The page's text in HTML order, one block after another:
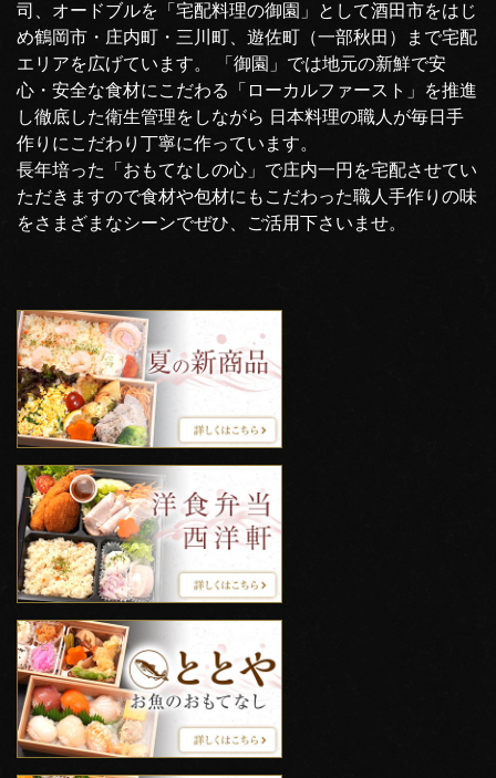
司、オードブルを「宅配料理の御園」として酒田市をはじ
め鶴岡市・庄内町・三川町、遊佐町（一部秋田）まで宅配
エリアを広げています。 「御園」では地元の新鮮で安
心・安全な食材にこだわる「ローカルファースト」を推進
し徹底した衛生管理をしながら 日本料理の職人が毎日手
作りにこだわり丁寧に作っています。
長年培った「おもてなしの心」で庄内一円を宅配させてい
ただきますので食材や包材にもこだわった職人手作りの味
をさまざまなシーンでぜひ、ご活用下さいませ。